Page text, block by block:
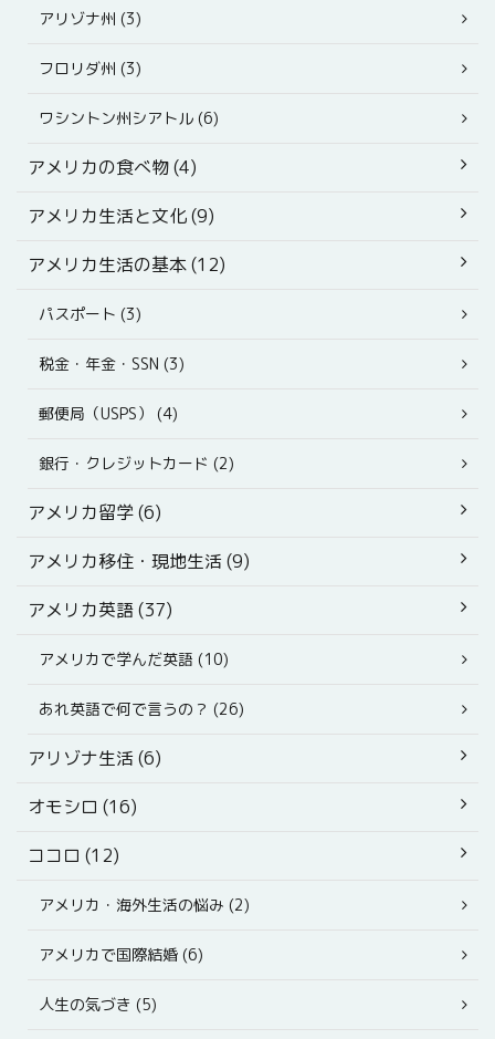
アリゾナ州 (3)
フロリダ州 (3)
ワシントン州シアトル (6)
アメリカの食べ物 (4)
アメリカ生活と文化 (9)
アメリカ生活の基本 (12)
パスポート (3)
税金・年金・SSN (3)
郵便局（USPS） (4)
銀行・クレジットカード (2)
アメリカ留学 (6)
アメリカ移住・現地生活 (9)
アメリカ英語 (37)
アメリカで学んだ英語 (10)
あれ英語で何で言うの？ (26)
アリゾナ生活 (6)
オモシロ (16)
ココロ (12)
アメリカ・海外生活の悩み (2)
アメリカで国際結婚 (6)
人生の気づき (5)